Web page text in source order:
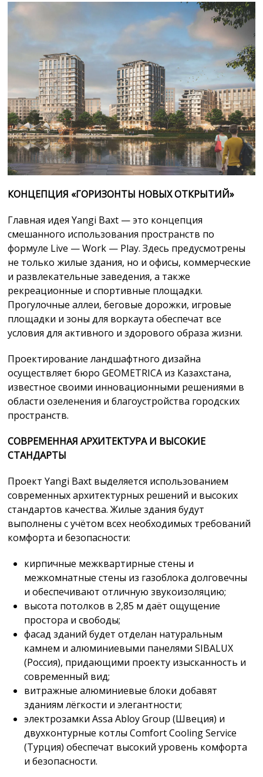
КОНЦЕПЦИЯ «ГОРИЗОНТЫ НОВЫХ ОТКРЫТИЙ»
Главная идея Yangi Baxt — это концепция
смешанного использования пространств по
формуле Live — Work — Play. Здесь предусмотрены
не только жилые здания, но и офисы, коммерческие
и развлекательные заведения, а также
рекреационные и спортивные площадки.
Прогулочные аллеи, беговые дорожки, игровые
площадки и зоны для воркаута обеспечат все
условия для активного и здорового образа жизни.
Проектирование ландшафтного дизайна
осуществляет бюро GEOMETRICA из Казахстана,
известное своими инновационными решениями в
области озеленения и благоустройства городских
пространств.
СОВРЕМЕННАЯ АРХИТЕКТУРА И ВЫСОКИЕ
СТАНДАРТЫ
Проект Yangi Baxt выделяется использованием
современных архитектурных решений и высоких
стандартов качества. Жилые здания будут
выполнены с учётом всех необходимых требований
комфорта и безопасности:
кирпичные межквартирные стены и
межкомнатные стены из газоблока долговечны
и обеспечивают отличную звукоизоляцию;
высота потолков в 2,85 м даёт ощущение
простора и свободы;
фасад зданий будет отделан натуральным
камнем и алюминиевыми панелями SIBALUX
(Россия), придающими проекту изысканность и
современный вид;
витражные алюминиевые блоки добавят
зданиям лёгкости и элегантности;
электрозамки Assa Abloy Group (Швеция) и
двухконтурные котлы Comfort Cooling Service
(Турция) обеспечат высокий уровень комфорта
и безопасности.